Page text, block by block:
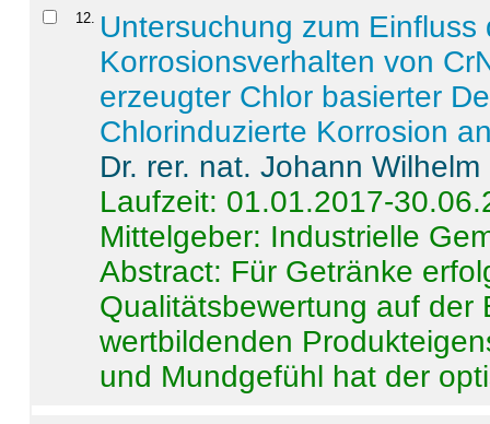
12
Untersuchung zum
Korrosionsverhalten von
erzeugter Chlor basierter
Chlorinduzierte Korrosion
Dr. rer. nat. Johann
Laufzeit: 01.01.2017-
Mittelgeber: Industrielle
Abstract: Für Getränke
Qualitätsbewertung auf der
wertbildenden
und Mundgefühl hat der